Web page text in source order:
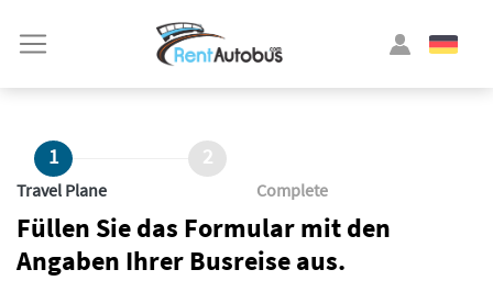
1 2
Travel Plane Complete
Füllen Sie das Formular mit den
Angaben Ihrer Busreise aus.